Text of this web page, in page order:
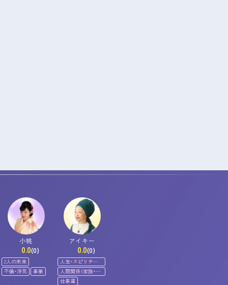
小桃
0.0(0)
2人の未来
不倫・浮気
事業
アイキー
0.0(0)
人生・スピリチュ
アル
人間関係（家族・友
人）
仕事運